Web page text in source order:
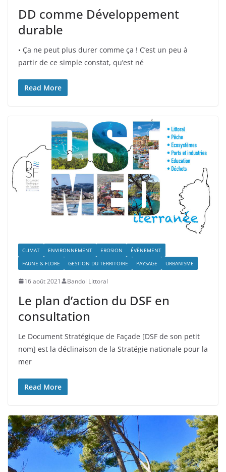
DD comme Développement
durable
• Ça ne peut plus durer comme ça ! C’est un peu à
partir de ce simple constat, qu’est né
Read More
CLIMAT ENVIRONNEMENT EROSION
ÉVÈNEMENT
FAUNE & FLORE
GESTION DU TERRITOIRE PAYSAGE URBANISME
16 août 2021 Bandol Littoral
Le plan d’action du DSF en
consultation
Le Document Stratégique de Façade [DSF de son petit
nom] est la déclinaison de la Stratégie nationale pour la
mer
Read More